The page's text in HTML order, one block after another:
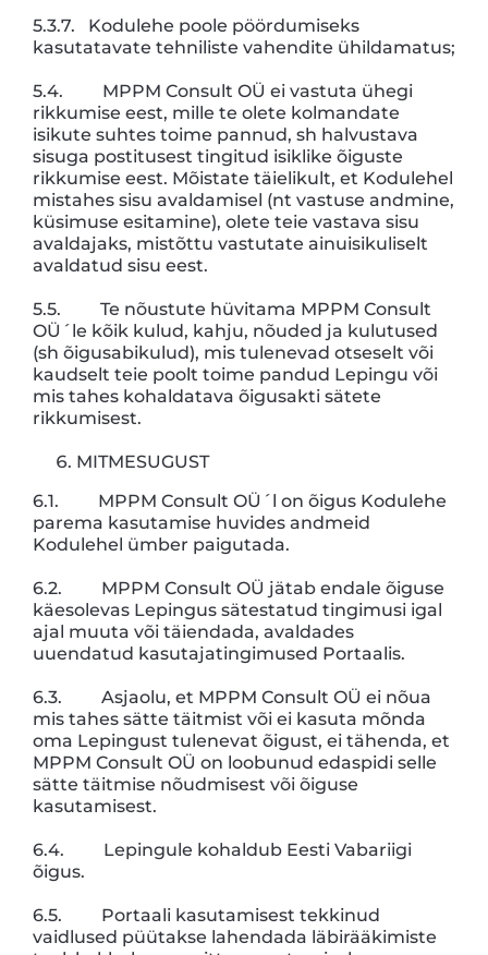
5.3.7. Kodulehe poole pöördumiseks
kasutatavate tehniliste vahendite ühildamatus;
5.4. MPPM Consult OÜ ei vastuta ühegi
rikkumise eest, mille te olete kolmandate
isikute suhtes toime pannud, sh halvustava
sisuga postitusest tingitud isiklike õiguste
rikkumise eest. Mõistate täielikult, et Kodulehel
mistahes sisu avaldamisel (nt vastuse andmine,
küsimuse esitamine), olete teie vastava sisu
avaldajaks, mistõttu vastutate ainuisikuliselt
avaldatud sisu eest.
5.5. Te nõustute hüvitama MPPM Consult
OÜ´le kõik kulud, kahju, nõuded ja kulutused
(sh õigusabikulud), mis tulenevad otseselt või
kaudselt teie poolt toime pandud Lepingu või
mis tahes kohaldatava õigusakti sätete
rikkumisest.
MITMESUGUST
6.1. MPPM Consult OÜ´l on õigus Kodulehe
parema kasutamise huvides andmeid
Kodulehel ümber paigutada.
6.2. MPPM Consult OÜ jätab endale õiguse
käesolevas Lepingus sätestatud tingimusi igal
ajal muuta või täiendada, avaldades
uuendatud kasutajatingimused Portaalis.
6.3. Asjaolu, et MPPM Consult OÜ ei nõua
mis tahes sätte täitmist või ei kasuta mõnda
oma Lepingust tulenevat õigust, ei tähenda, et
MPPM Consult OÜ on loobunud edaspidi selle
sätte täitmise nõudmisest või õiguse
kasutamisest.
6.4. Lepingule kohaldub Eesti Vabariigi
õigus.
6.5. Portaali kasutamisest tekkinud
vaidlused püütakse lahendada läbirääkimiste